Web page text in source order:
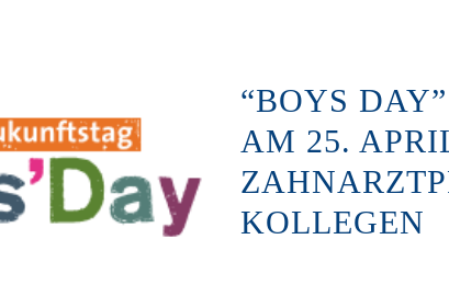
“BOYS
AM 25.
KOLLEGEN